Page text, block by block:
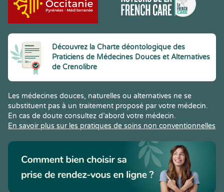
Découvrez la Charte déontologique des
Praticiens de Médecines Douces et Alternatives
de Crenolibre
Les médecines douces, naturelles ou alternatives ne se
substituent pas à un traitement proposé par votre médecin.
En cas de doute consultez d’abord votre médecin.
En savoir plus sur les pratiques de soins non conventionnelles